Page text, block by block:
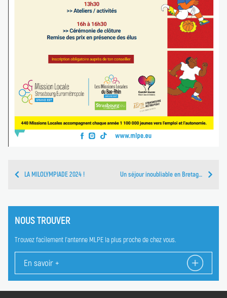
LA MILOLYMPIADE 2024 ! Un séjour inoubliable en Bretagne
NOUS TROUVER
Trouvez facilement l'antenne MLPE la plus proche de chez vous.
En savoir +